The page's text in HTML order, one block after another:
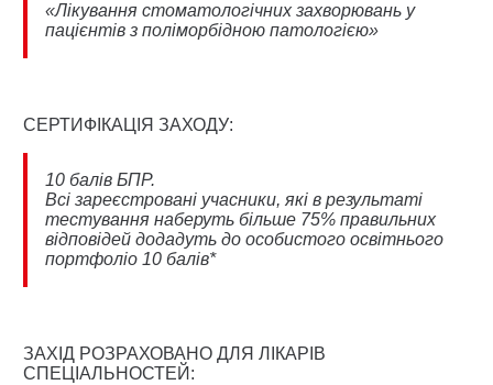
«Лікування стоматологічних захворювань у
пацієнтів з поліморбідною патологією»
СЕРТИФІКАЦІЯ ЗАХОДУ:
10 балів БПР.
Всі зареєстровані учасники, які в результаті
тестування наберуть більше 75% правильних
відповідей додадуть до особистого освітнього
портфоліо 10 балів*
ЗАХІД РОЗРАХОВАНО ДЛЯ ЛІКАРІВ
СПЕЦІАЛЬНОСТЕЙ: